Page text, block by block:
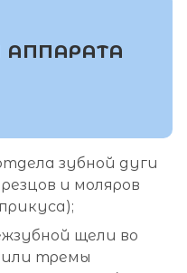
АППАРАТА
зубной дуги
и моляров
щели во
тремы